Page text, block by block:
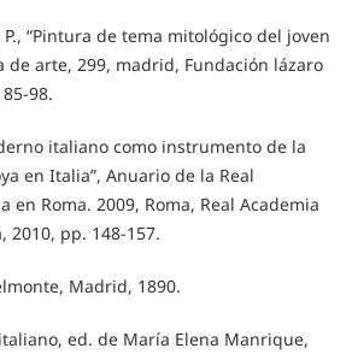
“Pintura de tema mitológico del joven
de arte, 299, madrid, Fundación lázaro
98.
italiano como instrumento de la
en Italia”, Anuario de la Real
en Roma. 2009, Roma, Real Academia
2010, pp. 148-157.
Madrid, 1890.
ed. de María Elena Manrique,